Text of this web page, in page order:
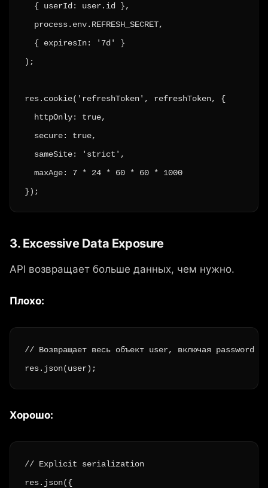
  { userId: user.id },
  process.env.REFRESH_SECRET,
  { expiresIn: '7d' }
);
res.cookie('refreshToken', refreshToken, {
  httpOnly: true,
  secure: true,
  sameSite: 'strict',
  maxAge: 7 * 24 * 60 * 60 * 1000
});
3. Excessive Data Exposure
API возвращает больше данных, чем нужно.
Плохо:
// Возвращает весь объект user, включая password
res.json(user);
Хорошо:
// Explicit serialization
res.json({